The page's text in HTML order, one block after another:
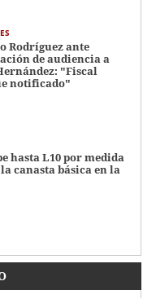
Rodríguez ante
de audiencia a
"Fiscal
notificado"
hasta L10 por medida
canasta básica en la